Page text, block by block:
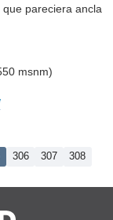
pareciera ancla
msnm)
306 307
308